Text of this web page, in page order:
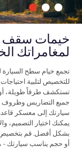
خيمات سقف
لمغامراتك
تجمع خيام سطح السيارة
للتخصيص لتلبية
تستكشف طرقاً طويلة، أو
جميع التضاريس وظروف
سيارتك إلى معسكر
يمكنك اختيار التصميم،
بشكل أفضل. قم بتخصيص
أو حجم يناسب سيارتك -